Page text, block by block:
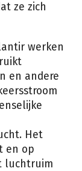
ze zich
werken
en andere
Het
en op
luchtruim